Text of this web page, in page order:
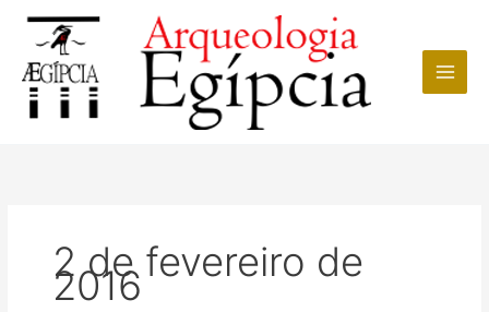
conteúdo
2 de fevereiro de
2016